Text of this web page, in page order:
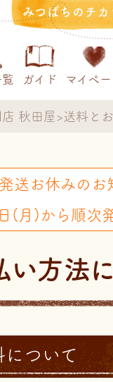
みつばちのチ
ガイド マイペ
秋田屋 送料と
送お休みのお
(月)から順次
い方法
について